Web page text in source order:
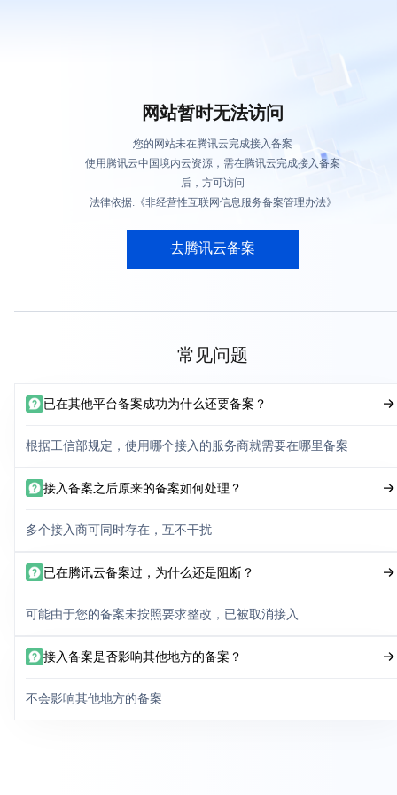
网站暂时无法访问
您的网站未在腾讯云完成接入备案
使用腾讯云中国境内云资源，需在腾讯云完成接入备案
后，方可访问
法律依据:《非经营性互联网信息服务备案管理办法》
去腾讯云备案
常见问题
已在其他平台备案成功为什么还要备案？
根据工信部规定，使用哪个接入的服务商就需要在哪里备案
接入备案之后原来的备案如何处理？
多个接入商可同时存在，互不干扰
已在腾讯云备案过，为什么还是阻断？
可能由于您的备案未按照要求整改，已被取消接入
接入备案是否影响其他地方的备案？
不会影响其他地方的备案